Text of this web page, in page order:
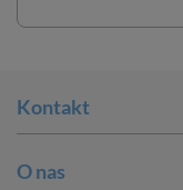
Kontakt
O nas